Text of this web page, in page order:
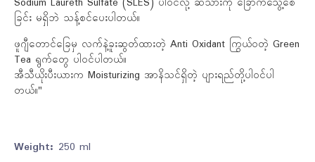
ခြင်း မရှိဘဲ သန့်စင်ပေးပါတယ်။
ဖူဂျီတောင်ခြေမှ လက်နဲ့ခူးဆွတ်ထားတဲ့ Anti Oxidant ကြွယ်ဝတဲ့ Green
Tea ရွက်တွေ ပါဝင်ပါတယ်။
အီသီယိုးပီးယားက Moisturizing အာနိသင်ရှိတဲ့ ပျားရည်တို့ပါဝင်ပါ
တယ်။"
Weight: 250 ml